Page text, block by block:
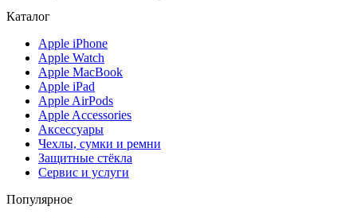
Каталог
Apple iPhone
Apple Watch
Apple MacBook
Apple iPad
Apple AirPods
Apple Accessories
Аксессуары
Чехлы, сумки и ремни
Защитные стёкла
Сервис и услуги
Популярное